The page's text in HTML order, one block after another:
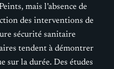
mais l’absence de
des interventions de
sécurité sanitaire
tendent à démontrer
sur la durée. Des études